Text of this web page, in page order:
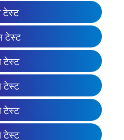
टेस्ट
टेस्ट
टेस्ट
टेस्ट
टेस्ट
टेस्ट